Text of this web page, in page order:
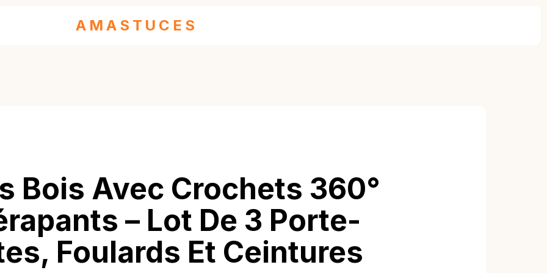
AMASTUCES
Bois Avec Crochets 360°
– Lot De 3 Porte-
Foulards Et Ceintures